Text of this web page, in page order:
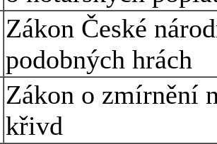
Zákon České
podobných hrách
Zákon o zmírnění
křivd